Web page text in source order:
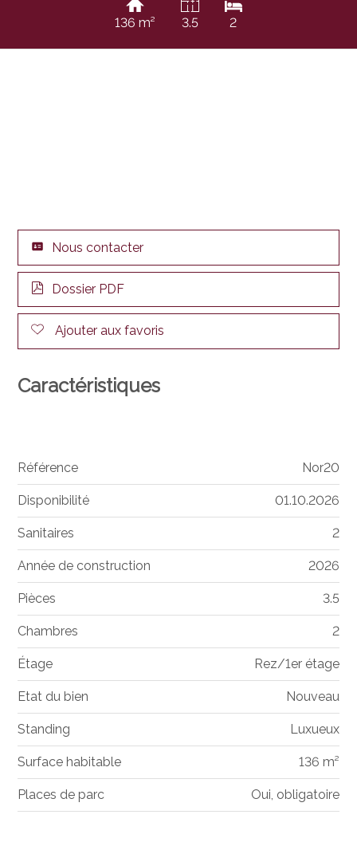
136 m² 3.5 2
Nous contacter
Dossier PDF
Ajouter aux favoris
Caractéristiques
Référence Nor20
Disponibilité 01.10.2026
Sanitaires 2
Année de construction 2026
Pièces 3.5
Chambres 2
Étage Rez/1er étage
Etat du bien Nouveau
Standing Luxueux
Surface habitable 136 m²
Places de parc Oui, obligatoire